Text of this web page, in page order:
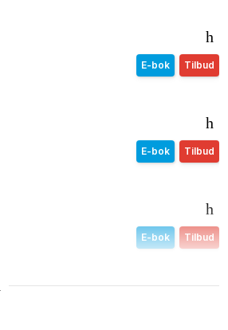
E-bok Tilbud
E-bok Tilbud
E-bok Tilbud